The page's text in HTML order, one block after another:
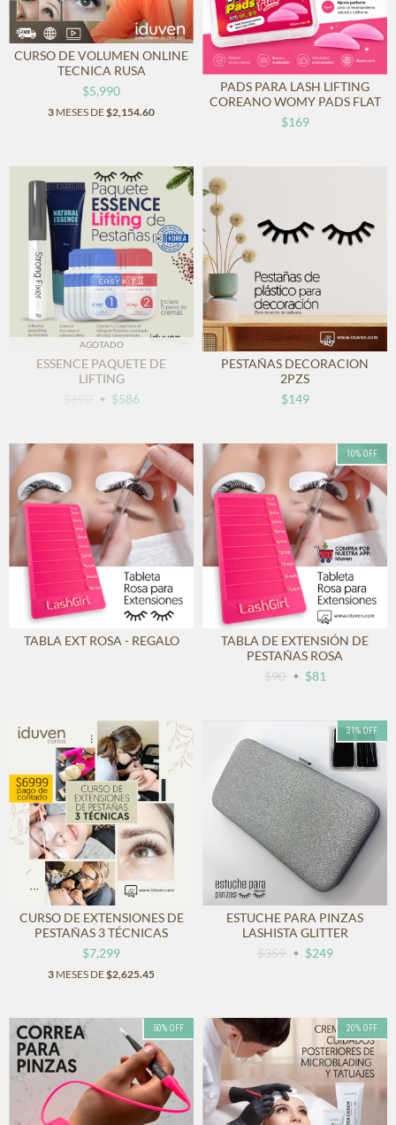
CURSO DE VOLUMEN ONLINE
TECNICA RUSA
$5,990
3 MESES DE$2,154.60
PADS PARA LASH LIFTING
COREANO WOMY PADS FLAT
$169
AGOTADO
ESSENCE PAQUETE DE
LIFTING
$586
PESTAÑAS DECORACION
2PZS
$149
TABLA EXT ROSA - REGALO
10% OFF
TABLA DE EXTENSIÓN DE
PESTAÑAS ROSA
$90
$81
CURSO DE EXTENSIONES DE
PESTAÑAS 3 TÉCNICAS
$7,299
3 MESES DE$2,625.45
31 % OFF
ESTUCHE PARA PINZAS
LASHISTA GLITTER
$359
$249
50% OFF 20% OFF